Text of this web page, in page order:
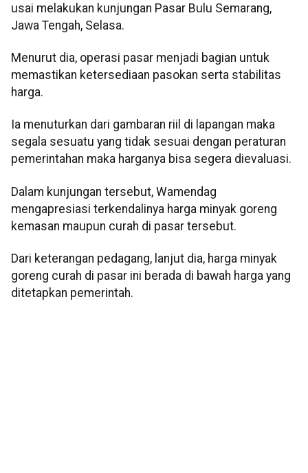
usai melakukan kunjungan Pasar Bulu Semarang,
Jawa Tengah, Selasa.
Menurut dia, operasi pasar menjadi bagian untuk
memastikan ketersediaan pasokan serta stabilitas
harga.
Ia menuturkan dari gambaran riil di lapangan maka
segala sesuatu yang tidak sesuai dengan peraturan
pemerintahan maka harganya bisa segera dievaluasi.
Dalam kunjungan tersebut, Wamendag
mengapresiasi terkendalinya harga minyak goreng
kemasan maupun curah di pasar tersebut.
Dari keterangan pedagang, lanjut dia, harga minyak
goreng curah di pasar ini berada di bawah harga yang
ditetapkan pemerintah.